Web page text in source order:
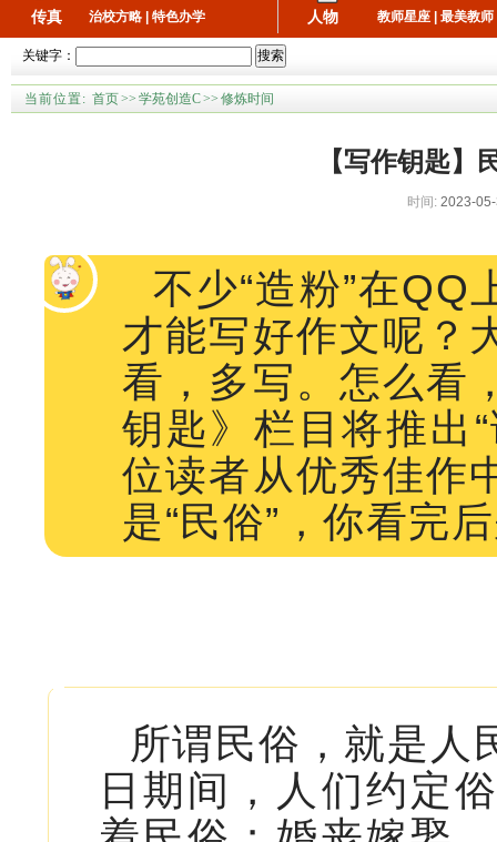
传真 治校方略 特色办学 人物 教师星座 最美教师
关键字： 搜索
当前位置: 首页>> 学苑创造C>> 修炼时间
【写作钥匙】
时间: 2023-
不少“造粉”在QQ
才能写好作文呢？
看，多写。怎么看
钥匙》栏目将推出
位读者从优秀佳作
是“民俗”，你看完
所谓民俗，就是人
日期间，人们约定